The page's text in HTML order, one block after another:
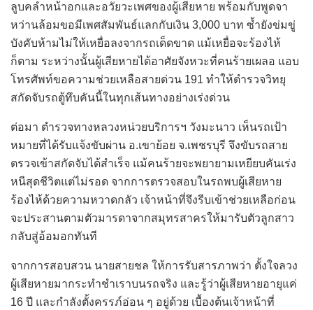
ลูบคลำหน้าอกและอวัยวะเพศของผู้เสียหาย พร้อมกับพูดจา
หว่านล้อมขอมีเพศสัมพันธ์แลกกับเงิน 3,000 บาท ซ้ำยังข่มขู่
บังคับห้ามไม่ให้เหยื่อลงจากรถเด็ดขาด แม้เหยื่อจะร้องไห้
ก็ตาม ระหว่างนั้นผู้เสียหายได้อาศัยจังหวะที่คนร้ายเผลอ แอบ
โทรศัพท์ขอความช่วยเหลือสายด่วน 191 ทำให้ตำรวจวิทยุ
สกัดจับรถตู้ทึบคันนี้ในทุกเส้นทางอย่างเร่งด่วน
ต่อมา ตำรวจทางหลวงหน่วยบริการฯ วังมะนาว เห็นรถเป้า
หมายที่ได้รับแจ้งขับผ่าน อ.เขาย้อย จ.เพชรบุรี จึงขับรถสาย
ตรวจเข้าสกัดจับได้สำเร็จ แม้คนร้ายจะพยายามเหยียบคันเร่ง
หนีสุดชีวิตแต่ไม่รอด จากการตรวจสอบในรถพบผู้เสียหาย
ร้องไห้ด้วยความหวาดกลัว เจ้าหน้าที่จึงรีบเข้าช่วยเหลือก่อน
จะประสานตามตัวมารดาจากสมุทรสาครให้มารับตัวลูกสาว
กลับสู่อ้อมอกทันที
​จากการสอบสวน นายสายชล ให้การรับสารภาพว่า ตั้งใจลวง
ผู้เสียหายมากระทำชำเราบนรถจริง และรู้ว่าผู้เสียหายอายุแค่
16 ปี และกำลังตั้งครรภ์อ่อน ๆ อยู่ด้วย เบื้องต้นเจ้าหน้าที่